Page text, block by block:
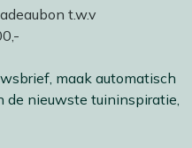
maak automatisch
de nieuwste tuininspiratie,